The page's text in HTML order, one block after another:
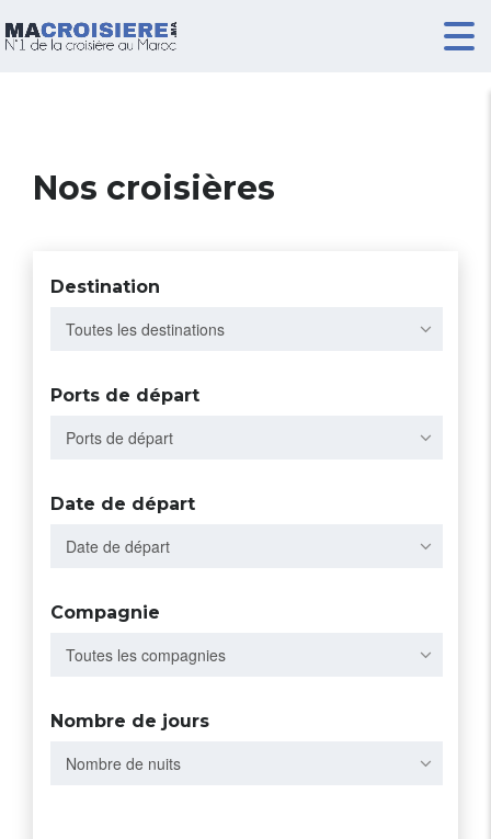
Nos croisières
Destination
Toutes les destinations
Ports de départ
Ports de départ
Date de départ
Date de départ
Compagnie
Toutes les compagnies
Nombre de jours
Nombre de nuits